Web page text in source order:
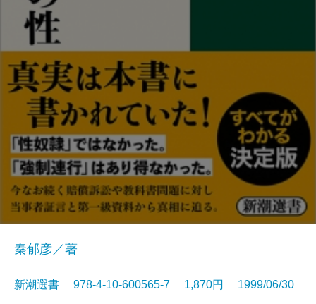
秦郁彦／著
新潮選書 978-4-10-600565-7 1,870円 1999/06/30